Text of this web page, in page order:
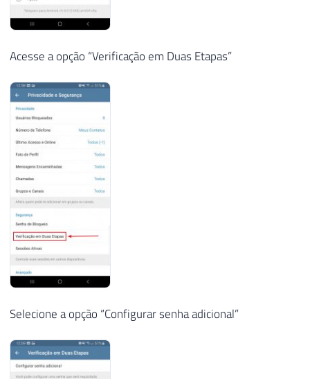
Acesse a opção “Verificação em Duas Etapas”
Selecione a opção “Configurar senha adicional”